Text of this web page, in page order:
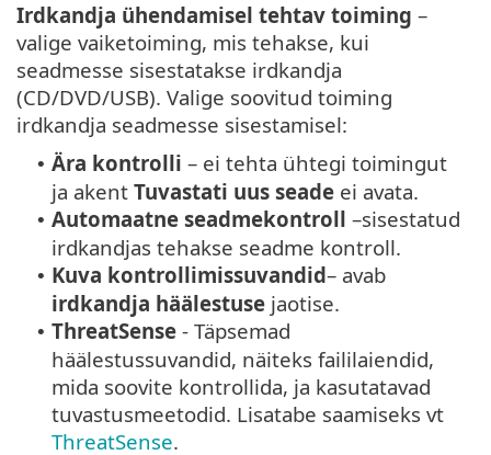
Irdkandja ühendamisel tehtav toiming –
valige vaiketoiming, mis tehakse, kui
seadmesse sisestatakse irdkandja
(CD/DVD/USB). Valige soovitud toiming
irdkandja seadmesse sisestamisel:
• Ära kontrolli – ei tehta ühtegi toimingut
ja akent Tuvastati uus seade ei avata.
• Automaatne seadmekontroll –sisestatud
irdkandjas tehakse seadme kontroll.
• Kuva kontrollimissuvandid– avab
irdkandja häälestuse jaotise.
• ThreatSense - Täpsemad
häälestussuvandid, näiteks faililaiendid,
mida soovite kontrollida, ja kasutatavad
tuvastusmeetodid. Lisatabe saamiseks vt
ThreatSense.